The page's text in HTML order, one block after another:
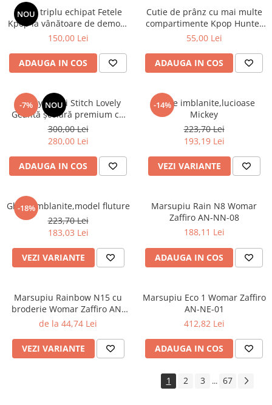
NOU
Penar triplu echipat Fetele
Kpop la vânătoare de demoni
Energy
150,00 Lei
ADAUGA IN COS
Cutie de prânz cu mai multe
compartimente Kpop Hunter
XL
55,00 Lei
ADAUGA IN COS
-7% NOU
Disney Lilo și Stitch Lovely
Geantă școlară premium cu
roți, 44 cm
300,00 Lei
280,00 Lei
ADAUGA IN COS
-14%
Ghete imblanite,lucioase
Mickey
223,70 Lei
193,19 Lei
VEZI VARIANTE
-18%
Ghete imblanite,model fluture
223,70 Lei
183,03 Lei
VEZI VARIANTE
Marsupiu Rain N8 Womar
Zaffiro AN-NN-08
188,11 Lei
ADAUGA IN COS
Marsupiu Rainbow N15 cu
broderie Womar Zaffiro AN-
NZ-15E
de la 44,74 Lei
VEZI VARIANTE
Marsupiu Eco 1 Womar Zaffiro
AN-NE-01
412,82 Lei
ADAUGA IN COS
1 2 3 ... 67